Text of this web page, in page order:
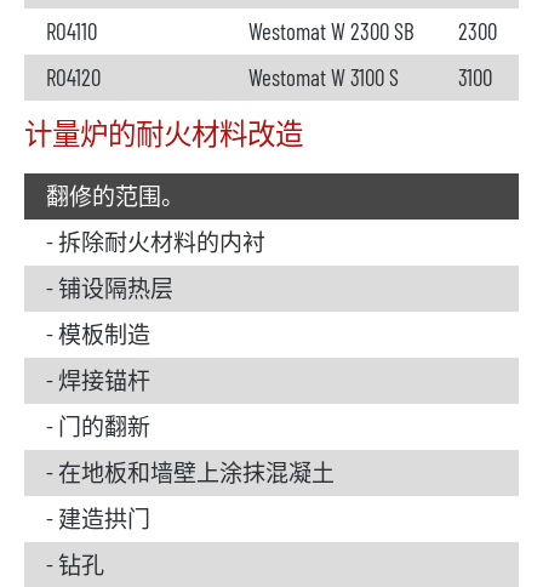
RO4110
Westomat W 2300 SB
2300
RO4120
Westomat W 3100 S 3100
计量炉的耐火材料改造
翻修的范围。
- 拆除耐火材料的内衬
- 铺设隔热层
- 模板制造
- 焊接锚杆
- 门的翻新
- 在地板和墙壁上涂抹混凝土
- 建造拱门
- 钻孔